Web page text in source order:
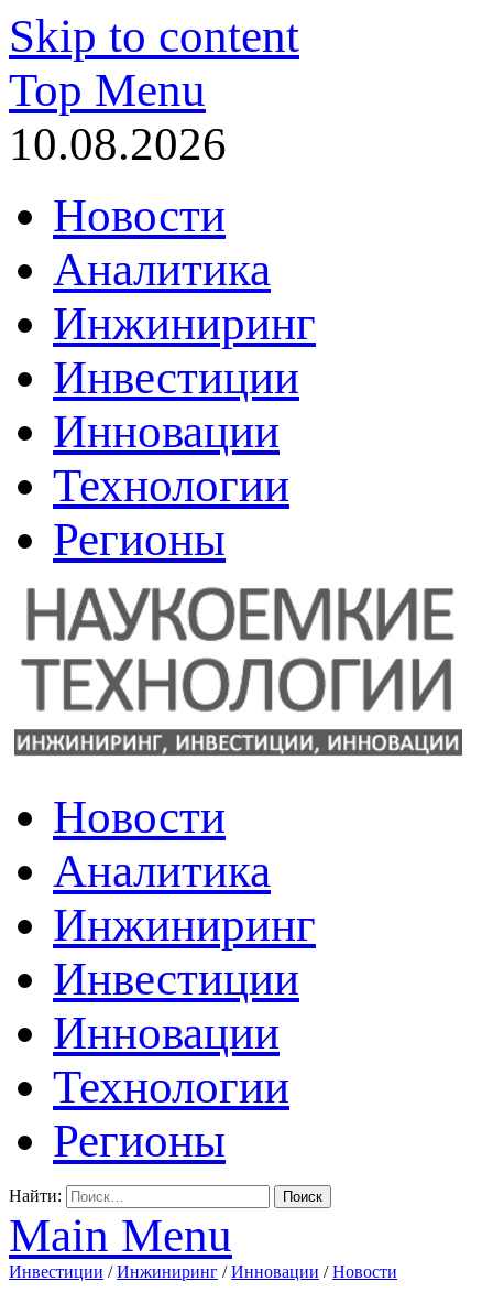
Skip to content
Top Menu
10.08.2026
Новости
Аналитика
Инжиниринг
Инвестиции
Инновации
Технологии
Регионы
Наукоёмкие технологии: инжиниринг, инвестиции, инновации
Новости
Аналитика
Инжиниринг
Инвестиции
Инновации
Технологии
Регионы
Найти:
Main Menu
Инвестиции /Инжиниринг /Инновации /Новости